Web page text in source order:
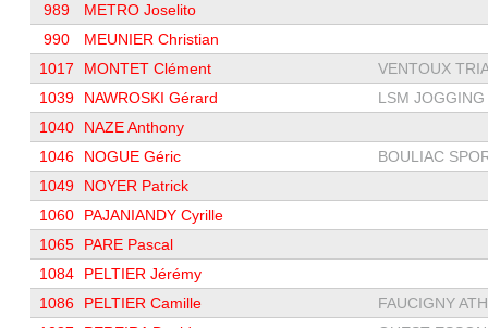
989
METRO Joselito
990
MEUNIER Christian
1017
MONTET Clément
VENTOUX
1039
NAWROSKI Gérard
LSM JOGGING
1040
NAZE Anthony
1046
NOGUE Géric
BOULIAC
1049
NOYER Patrick
1060
PAJANIANDY Cyrille
1065
PARE Pascal
1084
PELTIER Jérémy
1086
PELTIER Camille
FAUCIGNY